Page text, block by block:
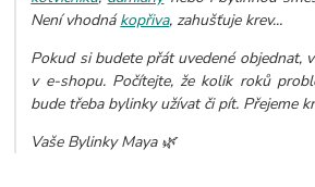
Není vhodnákopřiva, zahušťuje krev...
Pokud si budete přát uvedené objednat,
v e-shopu. Počítejte, že kolik roků
bude třeba bylinky užívat či pít. Přejeme
Vaše Bylinky Maya 🌿